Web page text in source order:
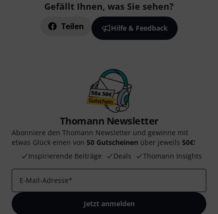
Gefällt Ihnen, was Sie sehen?
Teilen Hilfe & Feedback
Thomann Newsletter
Abonniere den Thomann Newsletter und gewinne mit
etwas Glück einen von 50 Gutscheinen über jeweils 50€!
Inspirierende Beiträge
Deals Thomann Insights
E-Mail-Adresse*
Jetzt anmelden